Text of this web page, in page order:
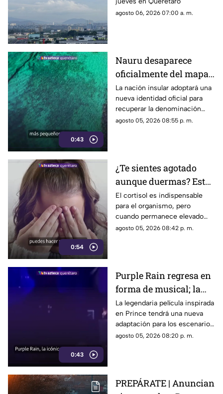
contraste térmico
agosto 06, 2026 07:00 a. m.
0:43
Nauru desaparece
oficialmente del mapa:
el pequeño país cambia
de nombre
La nación insular adoptará una
nueva identidad oficial para
recuperar la denominación
utilizada por sus propios
agosto 05, 2026 08:55 p. m.
0:54
¿Te sientes agotado
aunque duermas? Estos
hábitos pueden ayudar
a regular el cortisol
El cortisol es indispensable
para el organismo, pero
cuando permanece elevado
por largos periodos puede
agosto 05, 2026 08:42 p. m.
0:43
Purple Rain regresa en
forma de musical; la
historia de Prince
llegará renovada
La legendaria película inspirada
en Prince tendrá una nueva
adaptación para los escenarios
con un enfoque distinto al de
agosto 05, 2026 08:20 p. m.
PREPÁRATE | Anuncian